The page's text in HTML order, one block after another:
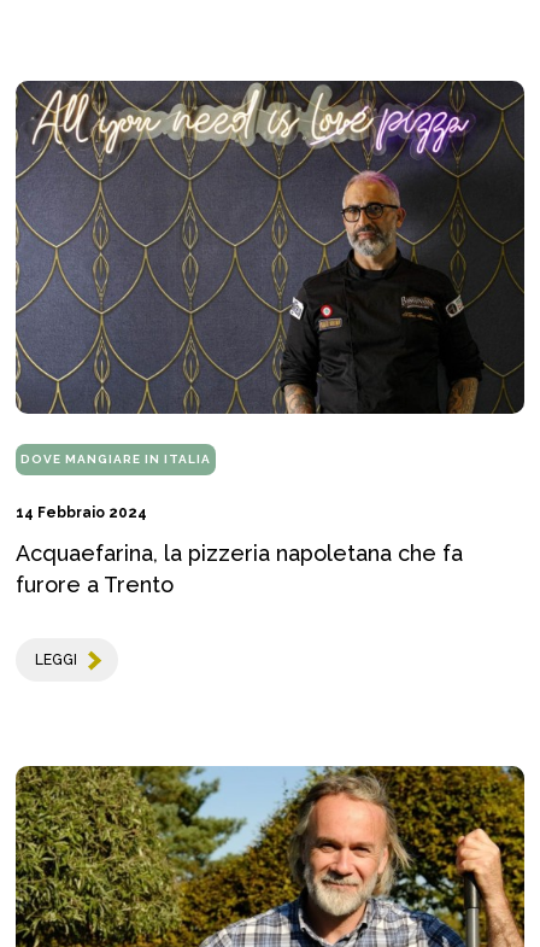
DOVE MANGIARE IN ITALIA
14 Febbraio 2024
Acquaefarina, la pizzeria napoletana che fa
furore a Trento
LEGGI